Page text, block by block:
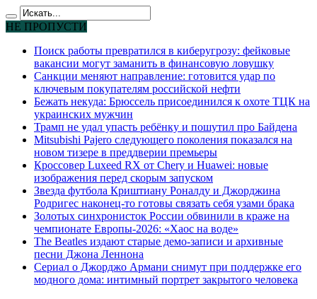
НЕ ПРОПУСТИ
Поиск работы превратился в киберугрозу: фейковые
вакансии могут заманить в финансовую ловушку
Санкции меняют направление: готовится удар по
ключевым покупателям российской нефти
Бежать некуда: Брюссель присоединился к охоте ТЦК на
украинских мужчин
Трамп не удал упасть ребёнку и пошутил про Байдена
Mitsubishi Pajero следующего поколения показался на
новом тизере в преддверии премьеры
Кроссовер Luxeed RX от Chery и Huawei: новые
изображения перед скорым запуском
Звезда футбола Криштиану Роналду и Джорджина
Родригес наконец-то готовы связать себя узами брака
Золотых синхронисток России обвинили в краже на
чемпионате Европы-2026: «Хаос на воде»
The Beatles издают старые демо-записи и архивные
песни Джона Леннона
Сериал о Джорджо Армани снимут при поддержке его
модного дома: интимный портрет закрытого человека